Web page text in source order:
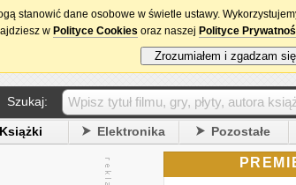
DataPremiery.pl
Szukaj:
Książki Elektronika Pozostałe
stanowić dane osobowe w świetle ustawy.
w Polityce Cookies oraz naszej Polityce
Zrozumiałem i zgadzam się